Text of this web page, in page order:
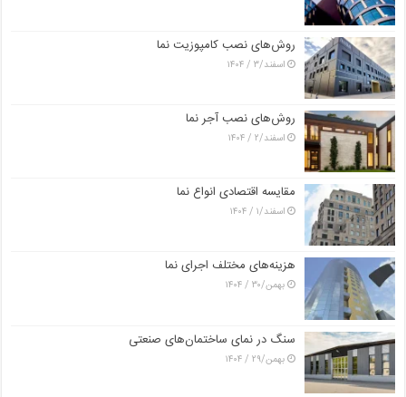
روش‌های نصب کامپوزیت نما
اسفند/۳ / ۱۴۰۴
روش‌های نصب آجر نما
اسفند/۲ / ۱۴۰۴
مقایسه اقتصادی انواع نما
اسفند/۱ / ۱۴۰۴
هزینه‌های مختلف اجرای نما
بهمن/۳۰ / ۱۴۰۴
سنگ در نمای ساختمان‌های صنعتی
بهمن/۲۹ / ۱۴۰۴